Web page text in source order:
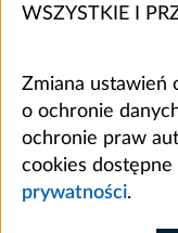
WSZYSTKIE I
Zmiana ustawień
o ochronie
ochronie praw
cookies dostępne
prywatności.